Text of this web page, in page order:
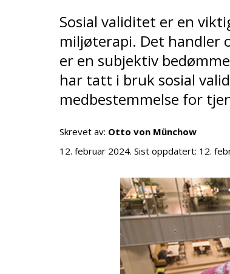
Sosial validitet er en
miljøterapi. Det handler
er en subjektiv
har tatt i bruk sosial
medbestemmelse for
Skrevet av: Otto von Münchow
12. februar 2024. Sist oppdatert: 12.